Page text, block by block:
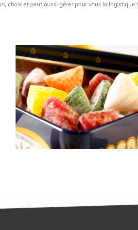
choix et peut aussi gérer pour vous la logistique !